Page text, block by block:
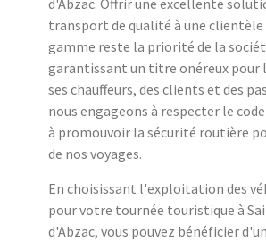
transport de qualité à une clientèle
gamme reste la priorité de la
garantissant un titre onéreux pour
ses chauffeurs, des clients et des
nous engageons à respecter le
à promouvoir la sécurité routière
de nos voyages.
En choisissant l'exploitation des
pour votre tournée touristique à
d'Abzac, vous pouvez bénéficier